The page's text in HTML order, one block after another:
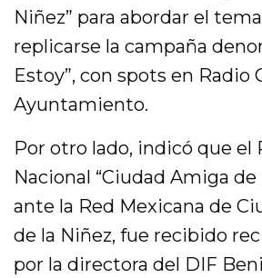
Niñez” para abordar el
replicarse la campaña
Estoy”, con spots en Radio
Ayuntamiento.
Por otro lado, indicó que el
Nacional “Ciudad Amiga de
ante la Red Mexicana de
de la Niñez, fue recibido
por la directora del DIF